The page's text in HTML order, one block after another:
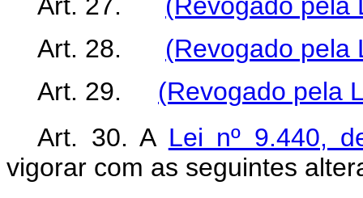
Art. 28. (Revogado pela
Art. 29. (Revogado pela
Art. 30. A Lei nº 9.440,
vigorar com as seguintes